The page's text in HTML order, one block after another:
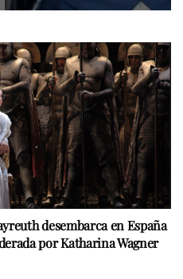
desembarca en España
por Katharina Wagner